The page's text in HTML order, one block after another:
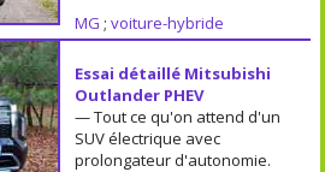
MG ; voiture-hybride
Essai détaillé Mitsubishi
Outlander PHEV
— Tout ce qu'on attend d'un
SUV électrique avec
prolongateur d'autonomie.